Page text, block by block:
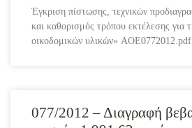
Έγκριση πίστωσης, τεχνικών
και καθορισμός τρόπου εκτέλεσης για
οικοδομικών υλικών» AOE0772012.pdf
077/2012 – Διαγραφή